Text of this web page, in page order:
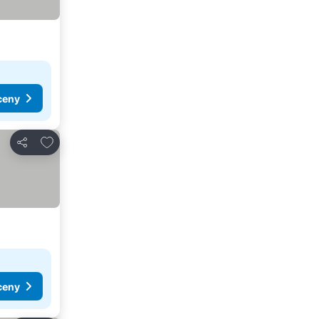
Sdílet
Přidat na seznam oblíbených hotelů